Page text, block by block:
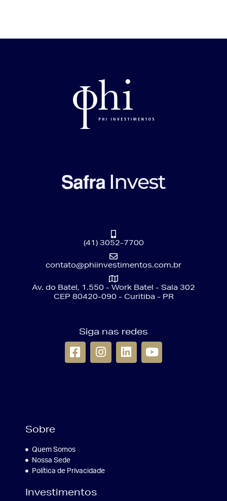
(41) 3052-7700
contato@phiinvestimentos.com.br
Av. do Batel, 1.550 - Work Batel - Sala 302
CEP 80420-090 - Curitiba - PR
Siga nas redes
Sobre
Quem Somos
Nossa Sede
Política de Privacidade
Investimentos